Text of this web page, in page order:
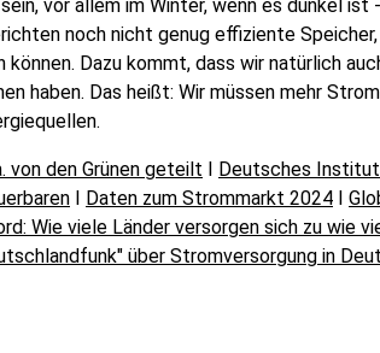
vor allem im Winter, wenn es dunkel ist
noch nicht genug effiziente
Dazu kommt, dass wir natürlich
haben. Das heißt: Wir müssen mehr Strom
von den Grünen geteilt I Deutsches
I Daten zum Strommarkt 2024 I
Wie viele Länder versorgen sich zu wie
über Stromversorgung in